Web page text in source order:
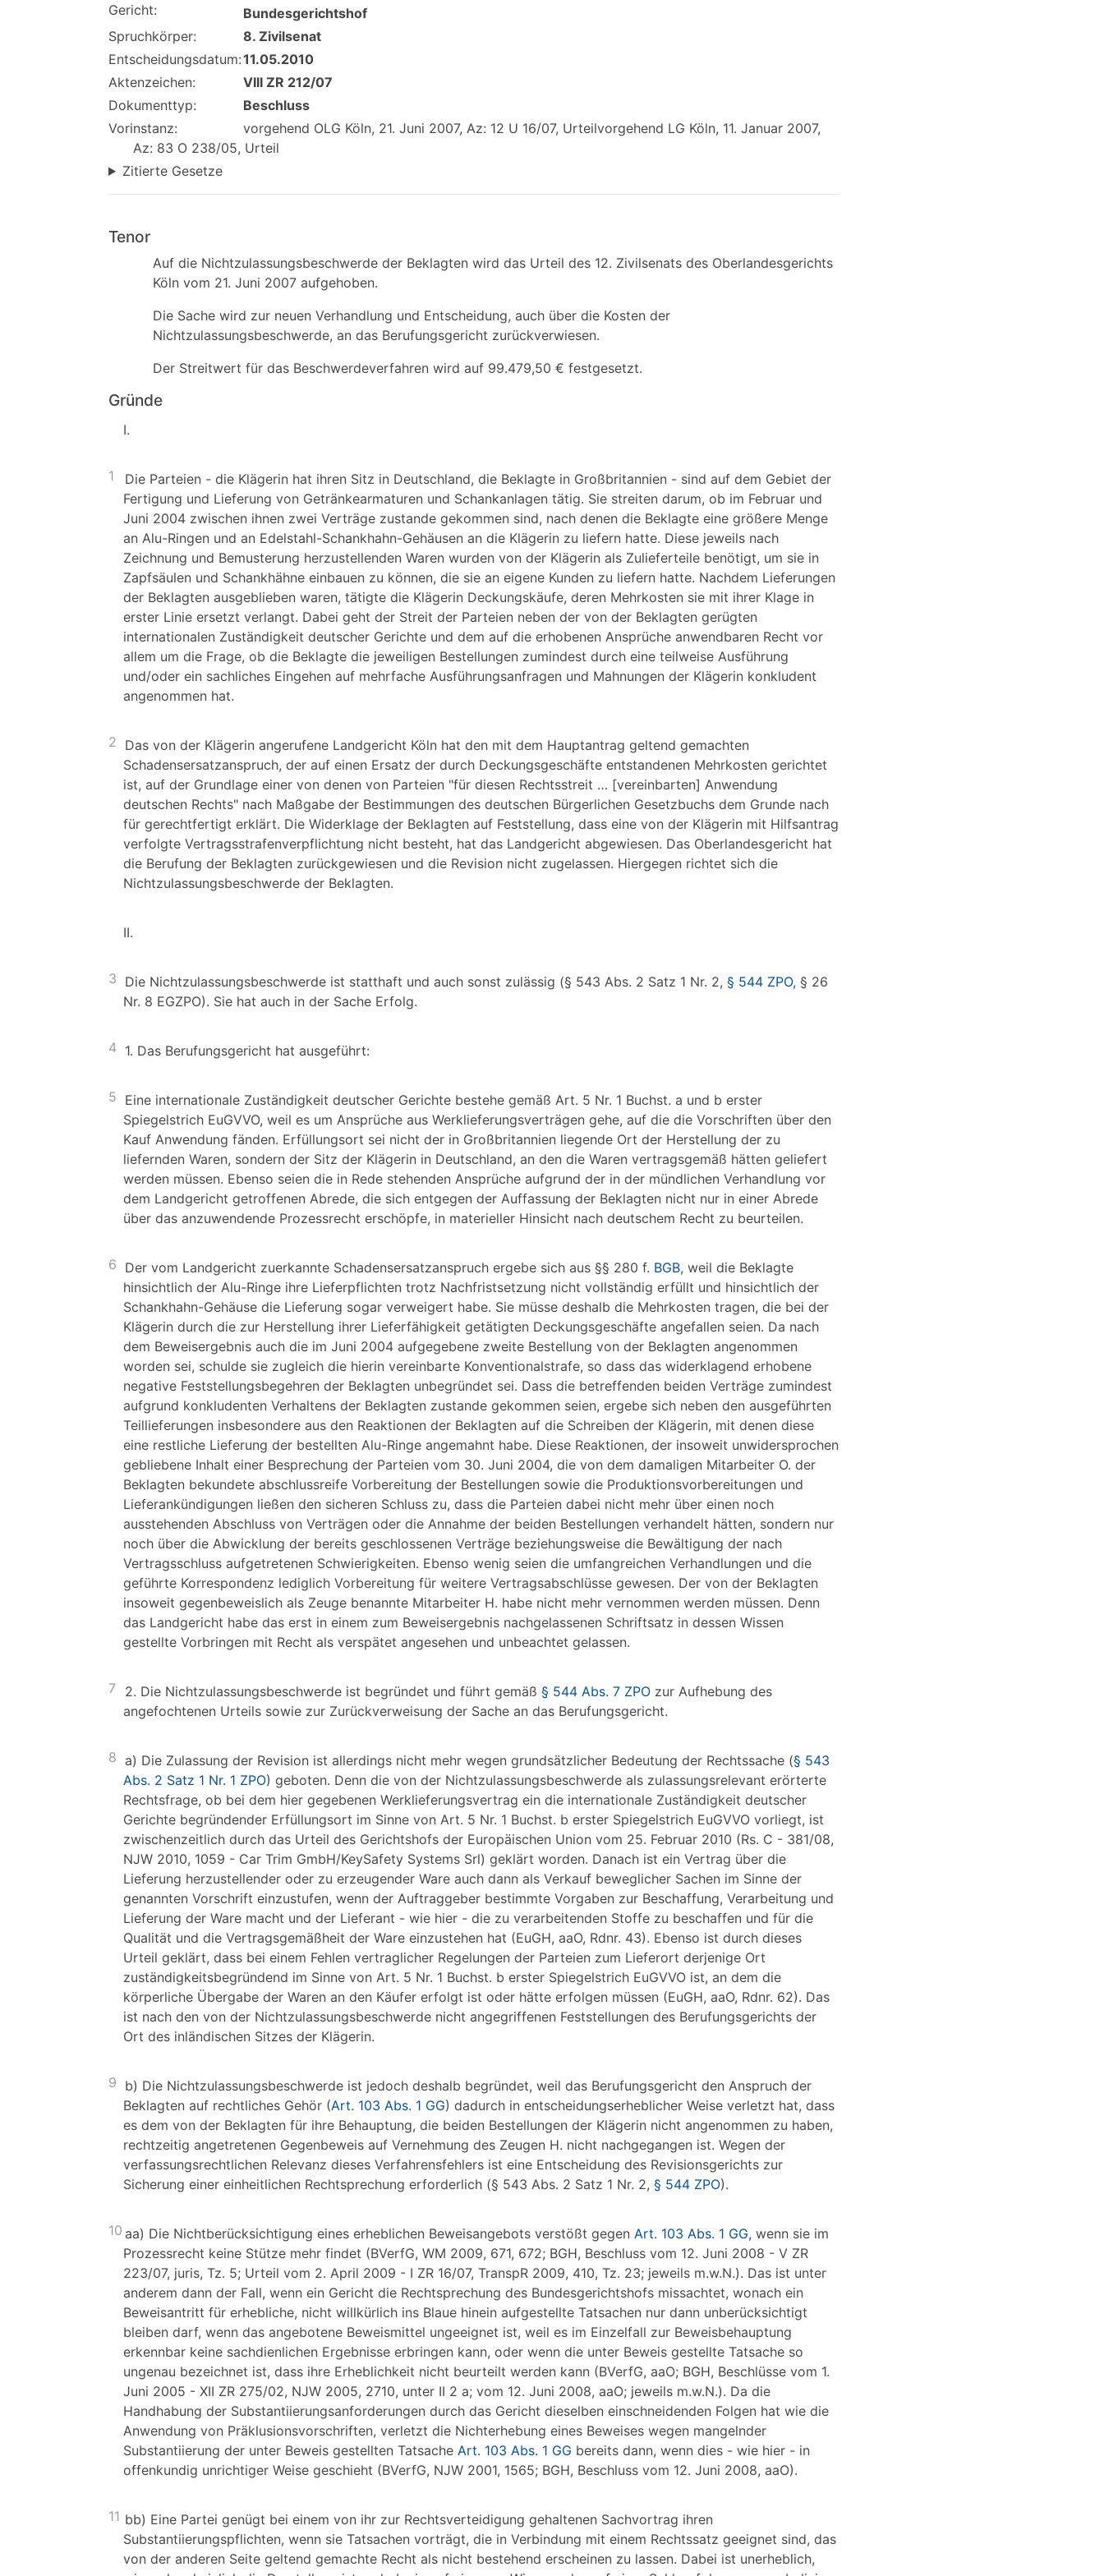
Gericht:
Bundesgerichtshof
Spruchkörper:
8. Zivilsenat
Entscheidungsdatum:11.05.2010
Aktenzeichen:
VIII ZR 212/07
Dokumenttyp:
Beschluss
Vorinstanz:
vorgehend OLG Köln, 21. Juni 2007, Az: 12 U 16/07, Urteilvorgehend LG Köln, 11. Januar 2007,
Az: 83 O 238/05, Urteil
Zitierte Gesetze
Tenor
Auf die Nichtzulassungsbeschwerde der Beklagten wird das Urteil des 12. Zivilsenats des Oberlandesgerichts
Köln vom 21. Juni 2007 aufgehoben.
Die Sache wird zur neuen Verhandlung und Entscheidung, auch über die Kosten der
Nichtzulassungsbeschwerde, an das Berufungsgericht zurückverwiesen.
Der Streitwert für das Beschwerdeverfahren wird auf 99.479,50 € festgesetzt.
Gründe
I.
1
Die Parteien - die Klägerin hat ihren Sitz in Deutschland, die Beklagte in Großbritannien - sind auf dem Gebiet der
Fertigung und Lieferung von Getränkearmaturen und Schankanlagen tätig. Sie streiten darum, ob im Februar und
Juni 2004 zwischen ihnen zwei Verträge zustande gekommen sind, nach denen die Beklagte eine größere Menge
an Alu-Ringen und an Edelstahl-Schankhahn-Gehäusen an die Klägerin zu liefern hatte. Diese jeweils nach
Zeichnung und Bemusterung herzustellenden Waren wurden von der Klägerin als Zulieferteile benötigt, um sie in
Zapfsäulen und Schankhähne einbauen zu können, die sie an eigene Kunden zu liefern hatte. Nachdem Lieferungen
der Beklagten ausgeblieben waren, tätigte die Klägerin Deckungskäufe, deren Mehrkosten sie mit ihrer Klage in
erster Linie ersetzt verlangt. Dabei geht der Streit der Parteien neben der von der Beklagten gerügten
internationalen Zuständigkeit deutscher Gerichte und dem auf die erhobenen Ansprüche anwendbaren Recht vor
allem um die Frage, ob die Beklagte die jeweiligen Bestellungen zumindest durch eine teilweise Ausführung
und/oder ein sachliches Eingehen auf mehrfache Ausführungsanfragen und Mahnungen der Klägerin konkludent
angenommen hat.
2 Das von der Klägerin angerufene Landgericht Köln hat den mit dem Hauptantrag geltend gemachten
Schadensersatzanspruch, der auf einen Ersatz der durch Deckungsgeschäfte entstandenen Mehrkosten gerichtet
ist, auf der Grundlage einer von denen von Parteien "für diesen Rechtsstreit … [vereinbarten] Anwendung
deutschen Rechts" nach Maßgabe der Bestimmungen des deutschen Bürgerlichen Gesetzbuchs dem Grunde nach
für gerechtfertigt erklärt. Die Widerklage der Beklagten auf Feststellung, dass eine von der Klägerin mit Hilfsantrag
verfolgte Vertragsstrafenverpflichtung nicht besteht, hat das Landgericht abgewiesen. Das Oberlandesgericht hat
die Berufung der Beklagten zurückgewiesen und die Revision nicht zugelassen. Hiergegen richtet sich die
Nichtzulassungsbeschwerde der Beklagten.
II.
3 Die Nichtzulassungsbeschwerde ist statthaft und auch sonst zulässig (§ 543 Abs. 2 Satz 1 Nr. 2, § 544 ZPO, § 26
Nr. 8 EGZPO). Sie hat auch in der Sache Erfolg.
4 1. Das Berufungsgericht hat ausgeführt:
5 Eine internationale Zuständigkeit deutscher Gerichte bestehe gemäß Art. 5 Nr. 1 Buchst. a und b erster
Spiegelstrich EuGVVO, weil es um Ansprüche aus Werklieferungsverträgen gehe, auf die die Vorschriften über den
Kauf Anwendung fänden. Erfüllungsort sei nicht der in Großbritannien liegende Ort der Herstellung der zu
liefernden Waren, sondern der Sitz der Klägerin in Deutschland, an den die Waren vertragsgemäß hätten geliefert
werden müssen. Ebenso seien die in Rede stehenden Ansprüche aufgrund der in der mündlichen Verhandlung vor
dem Landgericht getroffenen Abrede, die sich entgegen der Auffassung der Beklagten nicht nur in einer Abrede
über das anzuwendende Prozessrecht erschöpfe, in materieller Hinsicht nach deutschem Recht zu beurteilen.
6 Der vom Landgericht zuerkannte Schadensersatzanspruch ergebe sich aus §§ 280 f. BGB, weil die Beklagte
hinsichtlich der Alu-Ringe ihre Lieferpflichten trotz Nachfristsetzung nicht vollständig erfüllt und hinsichtlich der
Schankhahn-Gehäuse die Lieferung sogar verweigert habe. Sie müsse deshalb die Mehrkosten tragen, die bei der
Klägerin durch die zur Herstellung ihrer Lieferfähigkeit getätigten Deckungsgeschäfte angefallen seien. Da nach
dem Beweisergebnis auch die im Juni 2004 aufgegebene zweite Bestellung von der Beklagten angenommen
worden sei, schulde sie zugleich die hierin vereinbarte Konventionalstrafe, so dass das widerklagend erhobene
negative Feststellungsbegehren der Beklagten unbegründet sei. Dass die betreffenden beiden Verträge zumindest
aufgrund konkludenten Verhaltens der Beklagten zustande gekommen seien, ergebe sich neben den ausgeführten
Teillieferungen insbesondere aus den Reaktionen der Beklagten auf die Schreiben der Klägerin, mit denen diese
eine restliche Lieferung der bestellten Alu-Ringe angemahnt habe. Diese Reaktionen, der insoweit unwidersprochen
gebliebene Inhalt einer Besprechung der Parteien vom 30. Juni 2004, die von dem damaligen Mitarbeiter O. der
Beklagten bekundete abschlussreife Vorbereitung der Bestellungen sowie die Produktionsvorbereitungen und
Lieferankündigungen ließen den sicheren Schluss zu, dass die Parteien dabei nicht mehr über einen noch
ausstehenden Abschluss von Verträgen oder die Annahme der beiden Bestellungen verhandelt hätten, sondern nur
noch über die Abwicklung der bereits geschlossenen Verträge beziehungsweise die Bewältigung der nach
Vertragsschluss aufgetretenen Schwierigkeiten. Ebenso wenig seien die umfangreichen Verhandlungen und die
geführte Korrespondenz lediglich Vorbereitung für weitere Vertragsabschlüsse gewesen. Der von der Beklagten
insoweit gegenbeweislich als Zeuge benannte Mitarbeiter H. habe nicht mehr vernommen werden müssen. Denn
das Landgericht habe das erst in einem zum Beweisergebnis nachgelassenen Schriftsatz in dessen Wissen
gestellte Vorbringen mit Recht als verspätet angesehen und unbeachtet gelassen.
7 2. Die Nichtzulassungsbeschwerde ist begründet und führt gemäß § 544 Abs. 7 ZPO zur Aufhebung des
angefochtenen Urteils sowie zur Zurückverweisung der Sache an das Berufungsgericht.
8 a) Die Zulassung der Revision ist allerdings nicht mehr wegen grundsätzlicher Bedeutung der Rechtssache (§ 543
Abs. 2 Satz 1 Nr. 1 ZPO) geboten. Denn die von der Nichtzulassungsbeschwerde als zulassungsrelevant erörterte
Rechtsfrage, ob bei dem hier gegebenen Werklieferungsvertrag ein die internationale Zuständigkeit deutscher
Gerichte begründender Erfüllungsort im Sinne von Art. 5 Nr. 1 Buchst. b erster Spiegelstrich EuGVVO vorliegt, ist
zwischenzeitlich durch das Urteil des Gerichtshofs der Europäischen Union vom 25. Februar 2010 (Rs. C - 381/08,
NJW 2010, 1059 - Car Trim GmbH/KeySafety Systems Srl) geklärt worden. Danach ist ein Vertrag über die
Lieferung herzustellender oder zu erzeugender Ware auch dann als Verkauf beweglicher Sachen im Sinne der
genannten Vorschrift einzustufen, wenn der Auftraggeber bestimmte Vorgaben zur Beschaffung, Verarbeitung und
Lieferung der Ware macht und der Lieferant - wie hier - die zu verarbeitenden Stoffe zu beschaffen und für die
Qualität und die Vertragsgemäßheit der Ware einzustehen hat (EuGH, aaO, Rdnr. 43). Ebenso ist durch dieses
Urteil geklärt, dass bei einem Fehlen vertraglicher Regelungen der Parteien zum Lieferort derjenige Ort
zuständigkeitsbegründend im Sinne von Art. 5 Nr. 1 Buchst. b erster Spiegelstrich EuGVVO ist, an dem die
körperliche Übergabe der Waren an den Käufer erfolgt ist oder hätte erfolgen müssen (EuGH, aaO, Rdnr. 62). Das
ist nach den von der Nichtzulassungsbeschwerde nicht angegriffenen Feststellungen des Berufungsgerichts der
Ort des inländischen Sitzes der Klägerin.
9 b) Die Nichtzulassungsbeschwerde ist jedoch deshalb begründet, weil das Berufungsgericht den Anspruch der
Beklagten auf rechtliches Gehör (Art. 103 Abs. 1 GG) dadurch in entscheidungserheblicher Weise verletzt hat, dass
es dem von der Beklagten für ihre Behauptung, die beiden Bestellungen der Klägerin nicht angenommen zu haben,
rechtzeitig angetretenen Gegenbeweis auf Vernehmung des Zeugen H. nicht nachgegangen ist. Wegen der
verfassungsrechtlichen Relevanz dieses Verfahrensfehlers ist eine Entscheidung des Revisionsgerichts zur
Sicherung einer einheitlichen Rechtsprechung erforderlich (§ 543 Abs. 2 Satz 1 Nr. 2, § 544 ZPO).
10 aa) Die Nichtberücksichtigung eines erheblichen Beweisangebots verstößt gegen Art. 103 Abs. 1 GG, wenn sie im
Prozessrecht keine Stütze mehr findet (BVerfG, WM 2009, 671, 672; BGH, Beschluss vom 12. Juni 2008 - V ZR
223/07, juris, Tz. 5; Urteil vom 2. April 2009 - I ZR 16/07, TranspR 2009, 410, Tz. 23; jeweils m.w.N.). Das ist unter
anderem dann der Fall, wenn ein Gericht die Rechtsprechung des Bundesgerichtshofs missachtet, wonach ein
Beweisantritt für erhebliche, nicht willkürlich ins Blaue hinein aufgestellte Tatsachen nur dann unberücksichtigt
bleiben darf, wenn das angebotene Beweismittel ungeeignet ist, weil es im Einzelfall zur Beweisbehauptung
erkennbar keine sachdienlichen Ergebnisse erbringen kann, oder wenn die unter Beweis gestellte Tatsache so
ungenau bezeichnet ist, dass ihre Erheblichkeit nicht beurteilt werden kann (BVerfG, aaO; BGH, Beschlüsse vom 1.
Juni 2005 - XII ZR 275/02, NJW 2005, 2710, unter II 2 a; vom 12. Juni 2008, aaO; jeweils m.w.N.). Da die
Handhabung der Substantiierungsanforderungen durch das Gericht dieselben einschneidenden Folgen hat wie die
Anwendung von Präklusionsvorschriften, verletzt die Nichterhebung eines Beweises wegen mangelnder
Substantiierung der unter Beweis gestellten Tatsache Art. 103 Abs. 1 GG bereits dann, wenn dies - wie hier - in
offenkundig unrichtiger Weise geschieht (BVerfG, NJW 2001, 1565; BGH, Beschluss vom 12. Juni 2008, aaO).
11 bb) Eine Partei genügt bei einem von ihr zur Rechtsverteidigung gehaltenen Sachvortrag ihren
Substantiierungspflichten, wenn sie Tatsachen vorträgt, die in Verbindung mit einem Rechtssatz geeignet sind, das
von der anderen Seite geltend gemachte Recht als nicht bestehend erscheinen zu lassen. Dabei ist unerheblich,